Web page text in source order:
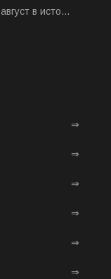
в исто...
⇒
⇒
⇒
⇒
⇒
⇒